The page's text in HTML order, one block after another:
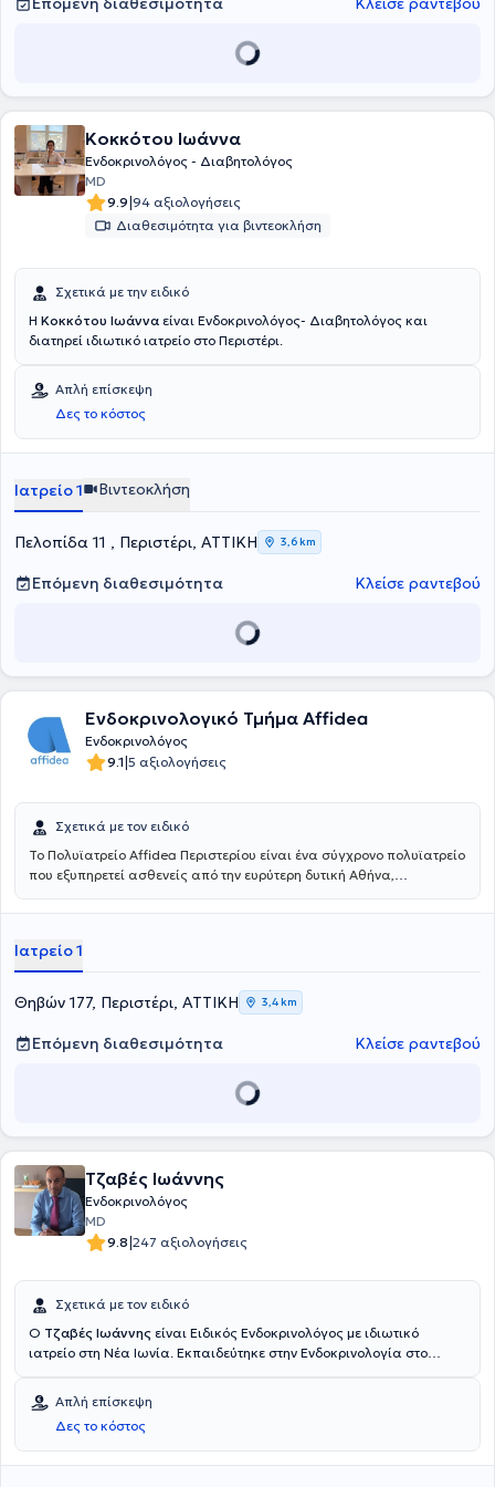
στο "Αρεταίειον" Νοσοκομείο. Ακόμα, η γιατρός έχει αποκτήσει
οργάνων της ειδικότητάς της από το υπουργείο Υγείας. Τέλος, η
προφορικών και γραπτών περιλήψεων σε ελληνικά και διεθνή
συνέδρια, καθώς και πολύχρονη ερευνητική δραστηριότητα.
Κοκκότου Ιωάννα
Ενδοκρινολόγος - Διαβητολόγος
MD
9.9|94 αξιολογήσεις
Διαθεσιμότητα για βιντεοκλήση
Σχετικά με την ειδικό
Η Κοκκότου Ιωάννα είναι Ενδοκρινολόγος- Διαβητολόγος και
διατηρεί ιδιωτικό ιατρείο στο Περιστέρι.
Απλή επίσκεψη
Δες το κόστος
Ιατρείο 1 Βιντεοκλήση
Πελοπίδα 11 , Περιστέρι, ΑΤΤΙΚΗ 3,6 km
Επόμενη διαθεσιμότητα Κλείσε ραντεβού
Ενδοκρινολογικό Τμήμα Affidea
Ενδοκρινολόγος
9.1|5 αξιολογήσεις
Σχετικά με τον ειδικό
Το Πολυϊατρείο Affidea Περιστερίου είναι ένα σύγχρονο πολυϊατρείο
που εξυπηρετεί ασθενείς από την ευρύτερη δυτική Αθήνα,
φροντίδα υγείας κάτω από μία οροφή. Με εξειδικευμένους ιατρούς
ολόκληρης της οικογένειας - από προληπτικούς ελέγχους έως
εξειδικευμένη διάγνωση και παρακολούθηση.
Ιατρείο 1
Θηβών 177, Περιστέρι, ΑΤΤΙΚΗ 3,4 km
Επόμενη διαθεσιμότητα Κλείσε ραντεβού
Τζαβές Ιωάννης
Ενδοκρινολόγος
MD
9.8|247 αξιολογήσεις
Σχετικά με τον ειδικό
Ο Τζαβές Ιωάννης είναι Ειδικός Ενδοκρινολόγος με ιδιωτικό
ιατρείο στη Νέα Ιωνία. Εκπαιδεύτηκε στην Ενδοκρινολογία στο
υπηρέτησε στην Ενδοκρινολογική Κλινική του Νοσοκομείου, η οποία
αποτελεί την μεγαλύτερη στην Ελλάδα ενδοκρινολογική κλινική και
είναι μέχρι σήμερα το πιο σημαντικό κέντρο εκπαίδευσης στο
υπερηχογράφημα του θυρεοειδή, όπου ο γιατρός είχε
Απλή επίσκεψη
Δες το κόστος